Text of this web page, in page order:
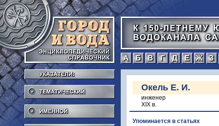
Тематический
Именной
Географический
а б в г
Окель Е. И.
инженер
XIX в.
Упоминается в статьях